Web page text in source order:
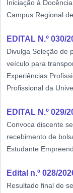
Iniciação à
Campus Regional
EDITAL N.º 030/
Divulga Seleção de
veículo para
Experiências
Profissional da
EDITAL N.º 029/
Convoca discente
recebimento de
Estudante
Edital n.º 028/
Resultado final de